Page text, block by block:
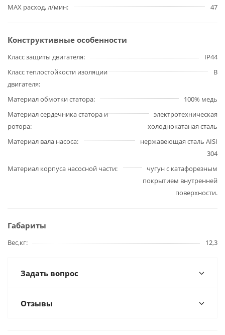
MAX расход, л/мин
47
Конструктивные особенности
Класс защиты двигателя
IP44
Класс теплостойкости изоляции
двигателя
В
Материал обмотки статора
100% медь
Материал сердечника статора и
ротора
электротехническая
холоднокатаная сталь
Материал вала насоса
нержавеющая сталь AISI
304
Материал корпуса насосной части
чугун с катафорезным
покрытием внутренней
поверхности.
Габариты
Вес,кг 12,3
Задать вопрос
Отзывы